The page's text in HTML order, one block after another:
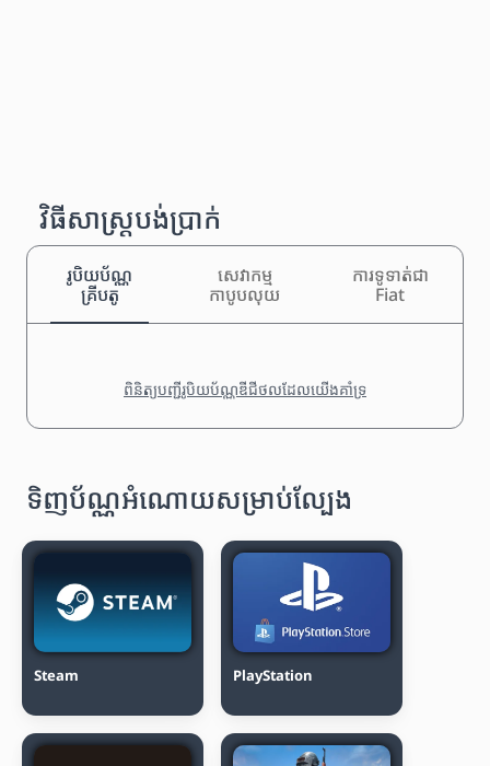
វិធីសាស្រ្តបង់ប្រាក់
រូបិយប័ណ្ណ
គ្រីបតូ
សេវាកម្ម
កាបូបលុយ
ការទូទាត់ជា
Fiat
ពិនិត្យបញ្ជីរូបិយប័ណ្ណឌីជីថលដែលយើងគាំទ្រ
ទិញប័ណ្ណអំណោយសម្រាប់ល្បែង
Steam PlayStation